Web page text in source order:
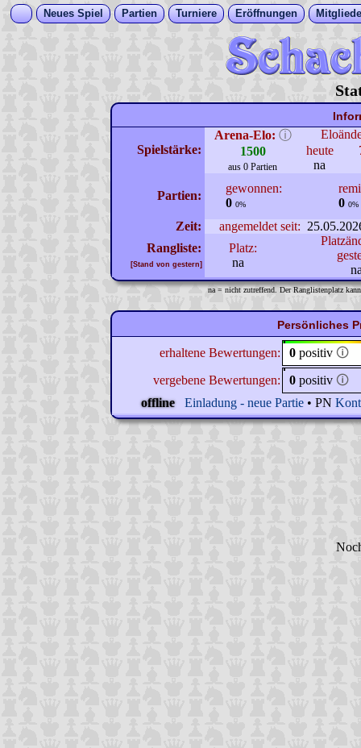
Neues Spiel Partien Turniere Eröffnungen
Spielstärke:
Arena-Elo: ⓘ
1500
aus 0 Partien
heute
na
Partien:
gewonnen:
0 0%
0 0%
Zeit: angemeldet seit:
Rangliste:
[Stand von gestern]
Platz:
na
na = nicht zutreffend. Der Ranglistenplatz
Persönliches
erhaltene Bewertungen: 0 positiv 🛈
vergebene Bewertungen:
0 positiv 🛈
offline
Einladung - neue Partie • PN